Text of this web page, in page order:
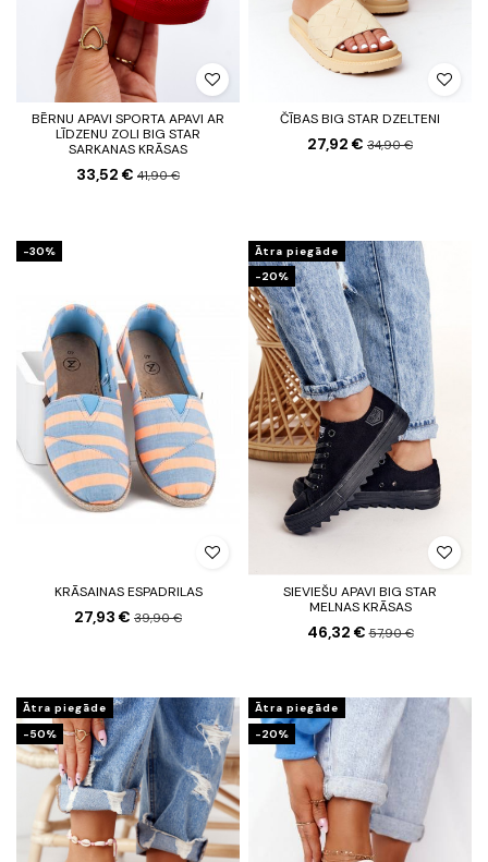
BĒRNU APAVI SPORTA APAVI AR
LĪDZENU ZOLI BIG STAR
SARKANAS KRĀSAS
33,52 € 41,90 €
ČĪBAS BIG STAR DZELTENI
27,92 € 34,90 €
-30%
KRĀSAINAS ESPADRILAS
27,93 € 39,90 €
Ātra piegāde
-20%
SIEVIEŠU APAVI BIG STAR
MELNAS KRĀSAS
46,32 €57,90 €
Ātra piegāde
-50%
Ātra piegāde
-20%